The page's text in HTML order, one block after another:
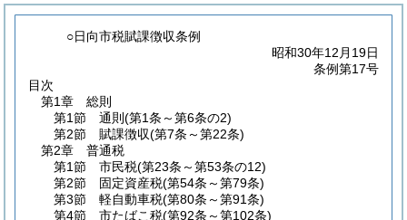
○日向市税賦課徴収条例
昭和30年12月19日
条例第17号
目次
第1章
総則
第1節
通則 (第1条～第6条の2)
第2節
賦課徴収(第7条～第22条)
第2章
普通税
第1節
市民税(第23条～第53条の12)
第2節
固定資産税(第54条～第79条)
第3節
軽自動車税(第80条～第91条)
第4節
市たばこ税(第92条～第102条)